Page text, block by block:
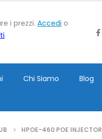
i prezzi. Accedi o
.
Chi Siamo Blog
HPOE-460 POE